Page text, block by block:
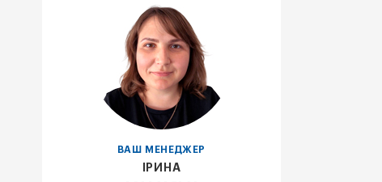
ВАШ МЕНЕДЖЕР
ІРИНА